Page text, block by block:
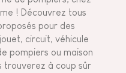
! Découvrez tous
pour des
circuit, véhicule
pompiers ou maison
trouverez à coup sûr